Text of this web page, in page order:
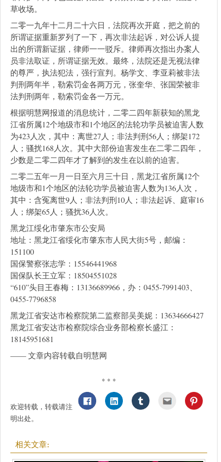
草收场。
二零一九年十二月二十六日，法院再次开庭，把之前的
所谓证据重新罗列了一下，再次非法起诉，对公诉人提
出的所谓新证据，律师一一驳斥。律师再次指出办案人
员非法取证，所谓证据无效。最终，法院还是无视法律
的尊严，执法犯法，强行宣判。杨学文、李亚莉被非法
判刑两年半，勒索罚金各两万元，张奎华、张国荣被非
法判刑两年，勒索罚金各一万元。
根据明慧网报道的消息统计，二零二四年新获知的黑龙
江省所属12个地级市和1个地区的法轮功学员被迫害人数
为423人次，其中：离世27人；非法判刑56人；绑架172
人；骚扰168人次。其中大部份迫害发生在二零二四年，
少数是二零二四年才了解到的发生在以前的迫害。
二零二五年一月一日至六月三十日，黑龙江省所属12个
地级市和1个地区的法轮功学员被迫害人数为136人次，
其中：含冤离世9人；非法判刑10人；非法起诉、庭审16
人；绑架65人；骚扰36人次。
黑龙江绥化市肇东市公安局
地址：黑龙江省绥化市肇东市人民大街5号，邮编：
151100
国保警察张志学：15546441968
国保队长王立军：18504551028
“610”头目王春梅：13136689966，办：0455-7991403、
0455-7796858
黑龙江省安达市检察院第二监察部吴美妮：13634666427
黑龙江省安达市检察院综合业务部检察长盛江：
18145951681
—— 文章内容转载自明慧网
* * *
欢迎转载，转载请注
明出处。
相关文章: